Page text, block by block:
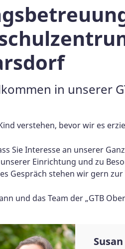
in unserer
verstehen, bevor wir es
Sie Interesse an unserer
Einrichtung und zu
Gespräch stehen wir gern
und das Team der „GTB